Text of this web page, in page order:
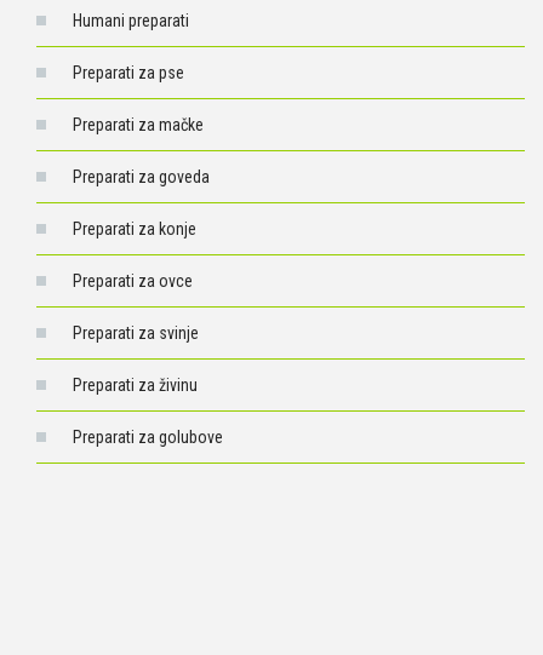
Humani preparati
Preparati za pse
Preparati za mačke
Preparati za goveda
Preparati za konje
Preparati za ovce
Preparati za svinje
Preparati za živinu
Preparati za golubove